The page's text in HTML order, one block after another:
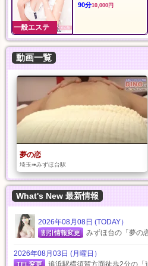
一般エステ
90分10,000円
動画一覧
夢の恋
埼玉➠みずほ台駅
What's New 最新情報
2026年08月08日 (TODAY）
割引情報変更 みずほ台の「夢の
2026年08月03日 (月曜日）
TEL変更 追浜駅横須賀方面徒歩2分の「追